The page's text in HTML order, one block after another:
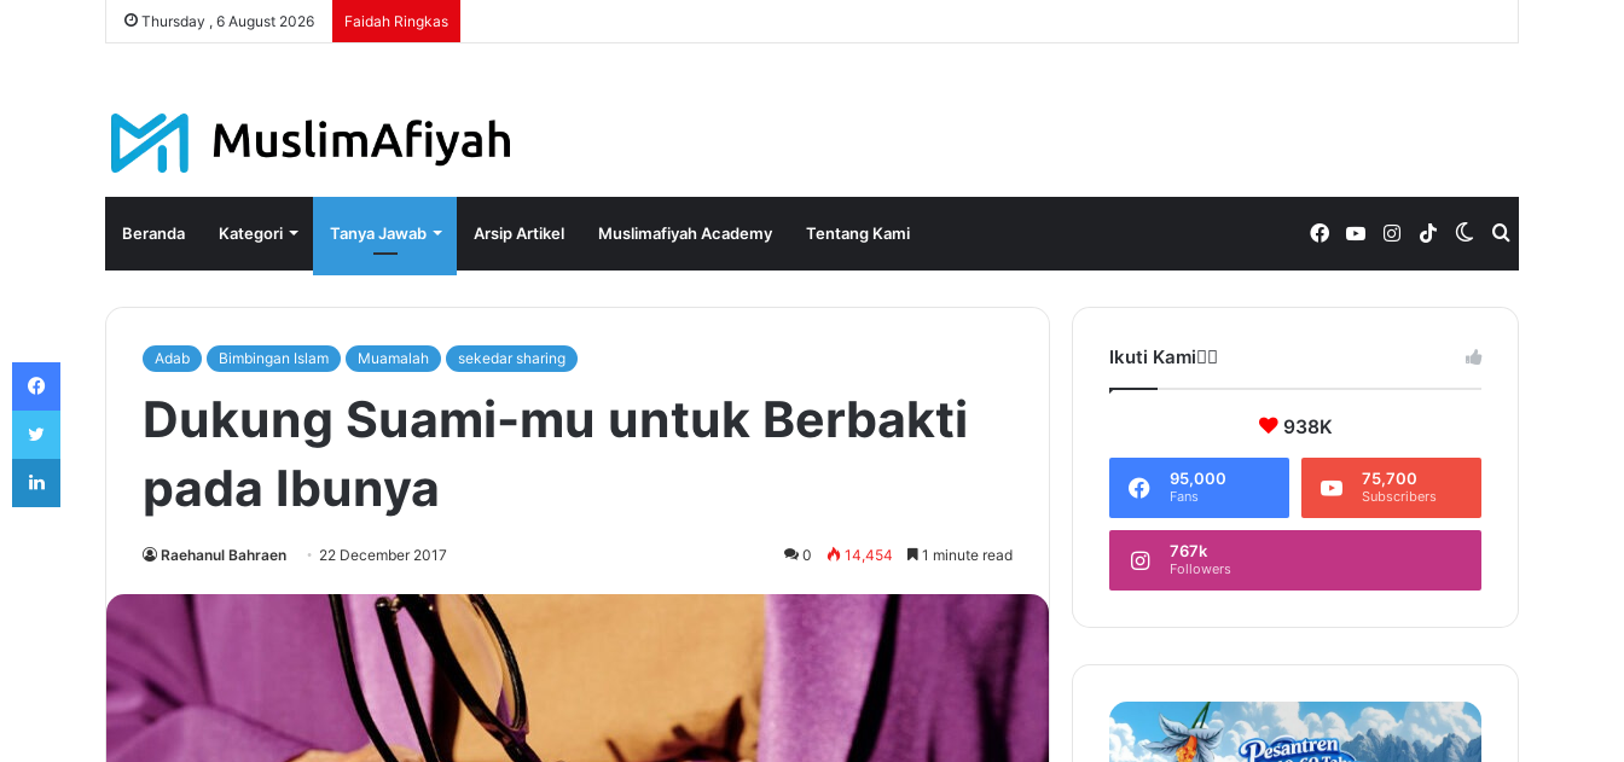
Thursday , 6 August 2026 Faidah Ringkas
Beranda Kategori Tanya Jawab Arsip Artikel Muslimafiyah Academy Tentang Kami Switch
skin
TikTok
Instagram
YouTube
Facebook
Adab Bimbingan Islam Muamalah sekedar sharing
Dukung Suami-mu untuk Berbakti
pada Ibunya
Raehanul Bahraen 22 December 2017 0 14,454 1 minute read
Ikuti Kami❤️‍🔥
938K
95,000
Fans
75,700
Subscribers
767k
Followers
Facebook
Twitter
LinkedIn